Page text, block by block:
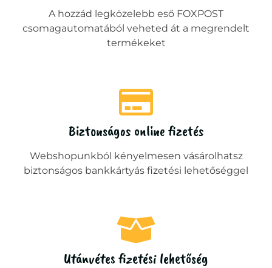
A hozzád legközelebb eső FOXPOST
csomagautomatából veheted át a megrendelt
termékeket
Biztonságos online fizetés
Webshopunkból kényelmesen vásárolhatsz
biztonságos bankkártyás fizetési lehetőséggel
Utánvétes fizetési lehetőség